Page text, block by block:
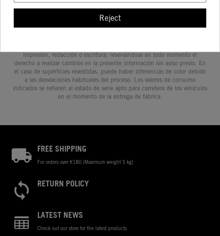
Determinadas características de los vehículos que aparecen en las
imágenes pueden variar con respecto a los modelos de serie, y algunas
imágenes muestran equipamiento opcional, disponible por un coste
adicional. Todos los datos relativos al contenido del suministro, aspecto,
impresión, redacción o escritura; reservándose en todo momento el
derecho a realizar cambios en la presente información sin aviso previo. En
el caso de superficies revestidas, puede haber diferencias de color debido
a las desviaciones habituales del proceso. Los valores de consumo
indicados se refieren al estado de serie apto para carretera de los vehículos
en el momento de la entrega de fábrica.
FREE SHIPPING
For orders over €180 (Maximum weight 5 kg)
RETURN POLICY
LATEST NEWS
Check out our store for the latest products
Reject